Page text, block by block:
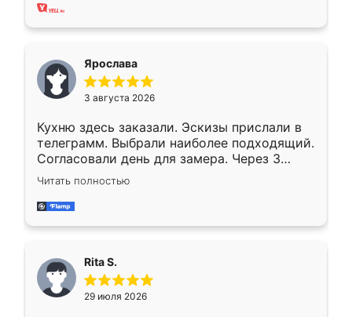
Ярослава
3 августа 2026
Кухню здесь заказали. Эскизы прислали в
телеграмм. Выбрали наиболее подходящий.
Согласовали день для замера. Через 3
недели кухня была уже готова. Остались
довольны работой. Спасибо Ренессанс
мебель за качественную работу!
Читать полностью
Rita S.
29 июля 2026